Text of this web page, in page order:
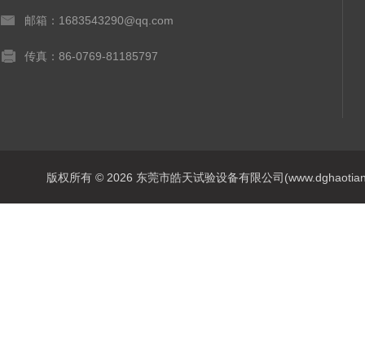
邮箱：1683543290@qq.com
传真：86-0769-81185797
版权所有 © 2026 东莞市皓天试验设备有限公司